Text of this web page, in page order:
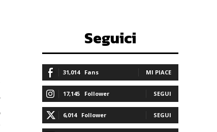
Seguici
31,014 Fans MI PIACE
17,145 Follower SEGUI
6,014 Follower SEGUI